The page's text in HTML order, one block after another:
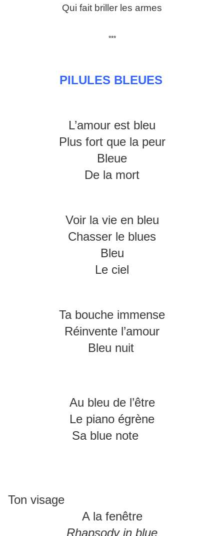
Qui fait briller les armes
***
PILULES BLEUES
L’amour est bleu
Plus fort que la peur
Bleue
De la mort
Voir la vie en bleu
Chasser le blues
Bleu
Le ciel
Ta bouche immense
Réinvente l’amour
Bleu nuit
Au bleu de l’être
Le piano égrène
Sa blue note
Ton visage
A la fenêtre
Rhapsody in blue